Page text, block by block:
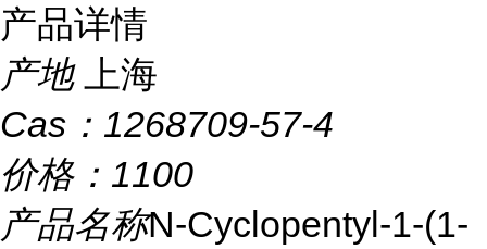
产品详情
产地
上海
Cas： 1268709-57-4
价格： 1100
产品名称N-Cyclopentyl-1-(1-